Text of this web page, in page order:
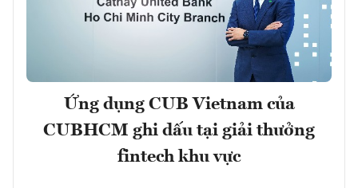
Ứng dụng CUB Vietnam của
CUBHCM ghi dấu tại giải thưởng
fintech khu vực